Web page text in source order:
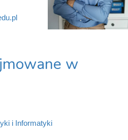
w
i Informatyki